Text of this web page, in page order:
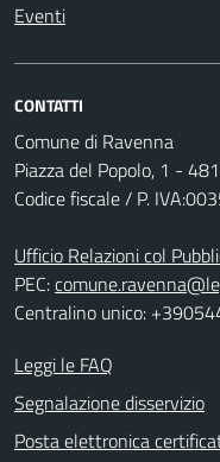
Eventi
CONTATTI
Comune di Ravenna
Piazza del Popolo, 1 -
Codice fiscale / P.
Ufficio Relazioni col
PEC:
Centralino unico:
Leggi le FAQ
Segnalazione disservizio
Posta elettronica